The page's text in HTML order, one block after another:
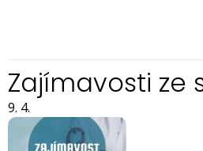
Zajímavosti ze
9. 4.